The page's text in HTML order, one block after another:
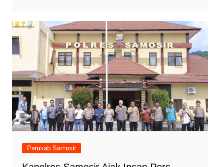
Pemkab Samosir